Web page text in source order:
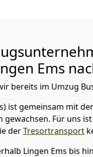
Ems
bereits im Umzug
ist gemeinsam mit
gewachsen. Für uns
derTresortransport
Lingen Ems bis